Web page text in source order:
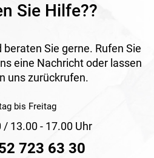
Sie Hilfe??
beraten Sie gerne. Rufen Sie
eine Nachricht oder lassen
uns zurückrufen.
bis Freitag
/ 13.00 - 17.00 Uhr
723 63 30